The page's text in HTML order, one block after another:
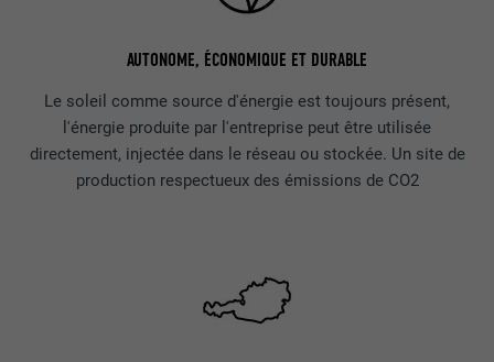
AUTONOME, ÉCONOMIQUE ET DURABLE
Le soleil comme source d'énergie est toujours présent,
l'énergie produite par l'entreprise peut être utilisée
directement, injectée dans le réseau ou stockée. Un site de
production respectueux des émissions de CO2